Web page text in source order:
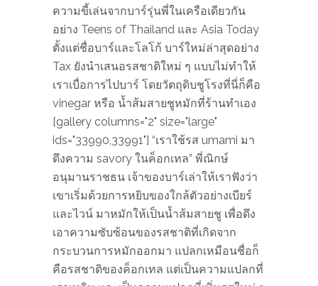
ความขี้เล่นจากบาร์รุ่นพี่ในเครือเดียวกัน
อย่าง Teens of Thailand และ Asia Today
ตั้งแต่ชื่อบาร์และโลโก้ บาร์ใหม่ล่าสุดอย่าง
Tax ยังนำเสนอรสชาติใหม่ ๆ แบบไม่ทำให้
เราเบื่อการไปบาร์ โดยวัตถุดิบชูโรงที่นี่ก็คือ
vinegar หรือ น้ำส้มสายชูหมักที่ร้านทำเอง
[gallery columns="2" size="large"
ids="33990,33991"] “เราใช้รส umami มา
ดึงความ savory ในค็อกเทล” พี่ณิกษ์
อนุมานราชธน เจ้าของบาร์เล่าให้เราฟังว่า
เขาเริ่มด้วยการหยิบของใกล้ตัวอย่างเบียร์
และไวน์ มาหมักให้เป็นน้ำส้มสายชู เพื่อดึง
เอาความซับซ้อนของรสชาติที่เกิดจาก
กระบวนการหมักออกมา แปลกเหมือนชื่อก็
คือรสชาติของค็อกเทล แต่เป็นความแปลกที่